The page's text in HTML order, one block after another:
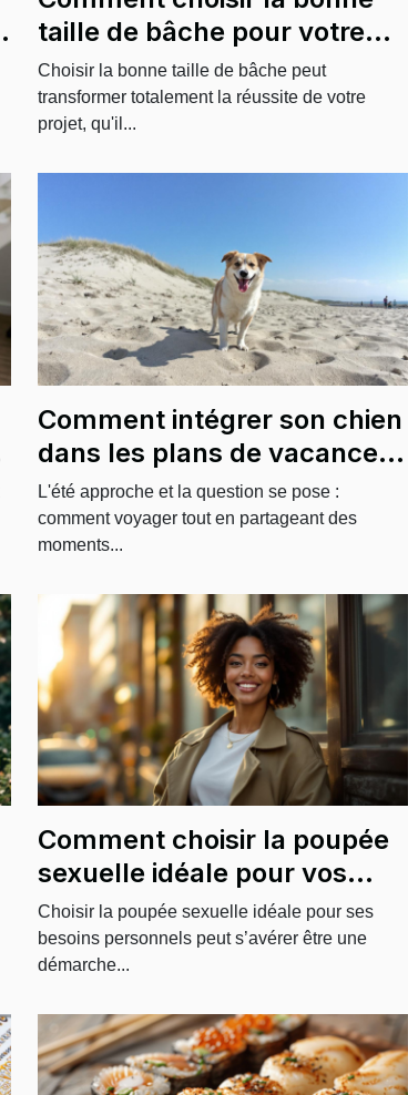
taille de bâche pour votre
projet ?
Choisir la bonne taille de bâche peut
transformer totalement la réussite de votre
projet, qu'il...
Comment intégrer son chien
dans les plans de vacances
d'été?
L'été approche et la question se pose :
comment voyager tout en partageant des
moments...
Comment choisir la poupée
sexuelle idéale pour vos
besoins personnels
Choisir la poupée sexuelle idéale pour ses
besoins personnels peut s’avérer être une
démarche...